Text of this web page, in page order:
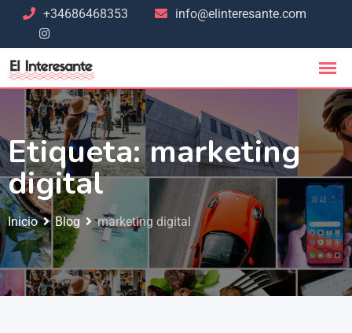
+34686468353 info@elinteresante.com
Etiqueta:marketing
digital
Inicio Blog marketing digital